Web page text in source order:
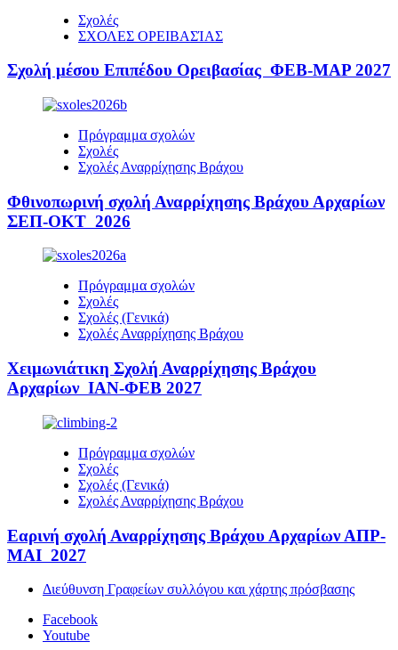
Σχολές
ΣΧΟΛΕΣ ΟΡΕΙΒΑΣΊΑΣ
Σχολή μέσου Επιπέδου Ορειβασίας ΦΕΒ-ΜΑΡ 2027
Πρόγραμμα σχολών
Σχολές
Σχολές Αναρρίχησης Βράχου
Φθινοπωρινή σχολή Αναρρίχησης Βράχου Αρχαρίων
ΣΕΠ-ΟΚΤ 2026
Πρόγραμμα σχολών
Σχολές
Σχολές (Γενικά)
Σχολές Αναρρίχησης Βράχου
Χειμωνιάτικη Σχολή Αναρρίχησης Βράχου
Αρχαρίων ΙΑΝ-ΦΕΒ 2027
Πρόγραμμα σχολών
Σχολές
Σχολές (Γενικά)
Σχολές Αναρρίχησης Βράχου
Εαρινή σχολή Αναρρίχησης Βράχου Αρχαρίων ΑΠΡ-
ΜΑΙ 2027
Διεύθυνση Γραφείων συλλόγου και χάρτης πρόσβασης
Facebook
Youtube